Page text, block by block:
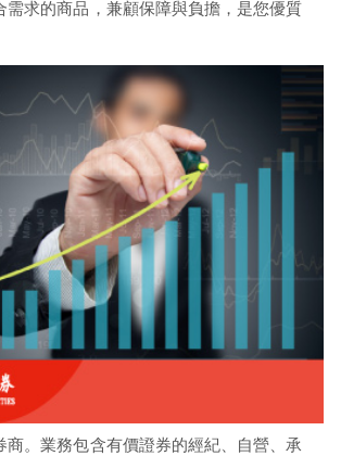
需求的商品，兼顧保障與負擔，是您優質
商。業務包含有價證券的經紀、自營、承